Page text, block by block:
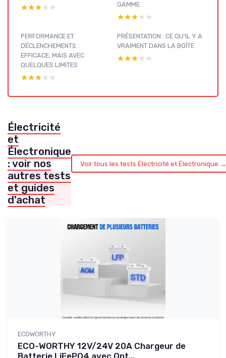
★★★★★
★★★★★
GAMME
★★★★★
★★★★★
PERFORMANCE ET
DÉCLENCHEMENTS :
EFFICACE, MAIS AVEC
QUELQUES LIMITES
★★★★★
★★★★★
PRÉSENTATION : CE QU’IL Y A
VRAIMENT DANS LA BOÎTE
★★★★★
★★★★★
Électricité
et
Électronique
: voir nos
autres tests
et guides
d'achat
Voir tous les tests Électricité et Électronique →
ECOWORTHY
ECO-WORTHY 12V/24V 20A Chargeur de